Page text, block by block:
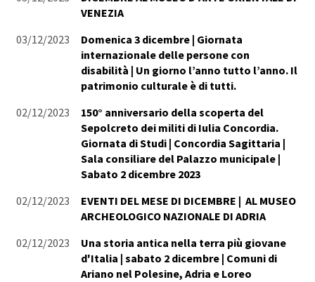
VENEZIA
03/12/2023
Domenica 3 dicembre | Giornata
internazionale delle persone con
disabilità | Un giorno l’anno tutto l’anno. Il
patrimonio culturale è di tutti.
02/12/2023
150° anniversario della scoperta del
Sepolcreto dei militi di Iulia Concordia.
Giornata di Studi | Concordia Sagittaria |
Sala consiliare del Palazzo municipale |
Sabato 2 dicembre 2023
02/12/2023
EVENTI DEL MESE DI DICEMBRE | AL MUSEO
ARCHEOLOGICO NAZIONALE DI ADRIA
02/12/2023
Una storia antica nella terra più giovane
d'Italia | sabato 2 dicembre | Comuni di
Ariano nel Polesine, Adria e Loreo